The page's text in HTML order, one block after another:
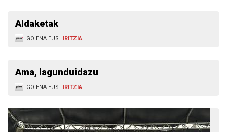
Aldaketak
GOIENA.EUS IRITZIA
Ama, lagunduidazu
GOIENA.EUS IRITZIA